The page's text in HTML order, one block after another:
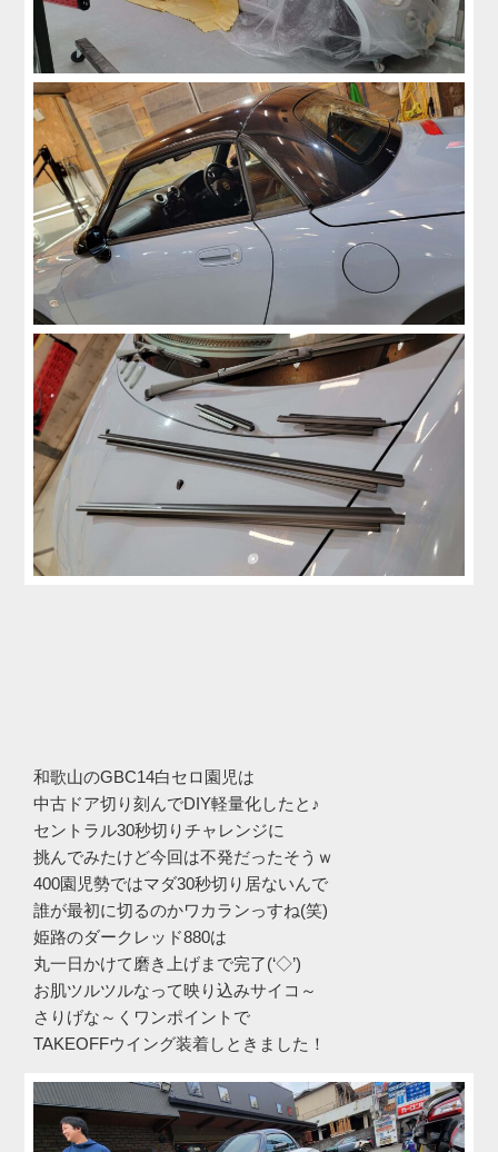
和歌山のGBC14白セロ園児は
中古ドア切り刻んでDIY軽量化したと♪
セントラル30秒切りチャレンジに
挑んでみたけど今回は不発だったそうｗ
400園児勢ではマダ30秒切り居ないんで
誰が最初に切るのかワカランっすね(笑)
姫路のダークレッド880は
丸一日かけて磨き上げまで完了(‘◇’)ゞ
お肌ツルツルなって映り込みサイコ～
さりげな～くワンポイントで
TAKEOFFウイング装着しときました！